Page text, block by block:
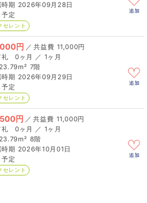
2026年09月28日
予定
セレント
追加
円 ／
11,000円
0ヶ月 ／ 1ヶ月
23.79m² 7階
2026年09月29日
予定
セレント
追加
円 ／
11,000円
0ヶ月 ／ 1ヶ月
23.79m² 8階
2026年10月01日
予定
セレント
追加